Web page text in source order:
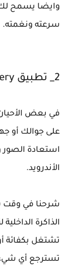
وايضا يسمح
سرعته ونغمته.
2_ تطبيق Photo Recovery :
في بعض الأحيان
على جوالك أو
استعادة الصور
الأندرويد.
شرحنا في وقت
تشتغل بكفائة
تسترجع أي